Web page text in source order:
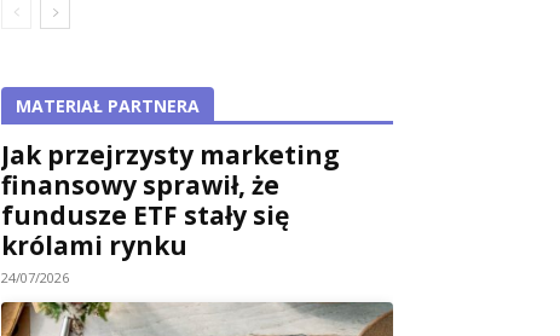
MATERIAŁ PARTNERA
Jak przejrzysty marketing
finansowy sprawił, że
fundusze ETF stały się
królami rynku
24/07/2026